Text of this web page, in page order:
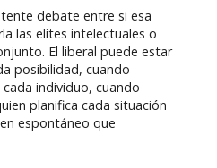
debate entre si esa
las elites intelectuales o
El liberal puede estar
posibilidad, cuando
individuo, cuando
planifica cada situación
espontáneo que